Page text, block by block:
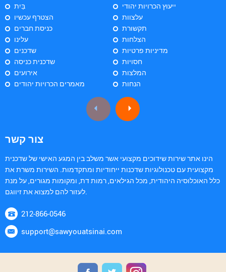
בַּיִת
הצטרף עכשיו
כניסת חברים
עלינו
שדכנים
שדכנית כניסה
אירועים
מאמרים הכרויות יהודים
ייעוץ הכרויות יהודי
עלצוות
תקשורת
הצלחות
מדיניות פרטיות
חסויות
המלצות
הנחות
צור קשר
הינו אתר שירות שידוכים מקצועי אשר משלב בין המגע האישי של שדכנית
מקצועית עם טכנולוגיות שדכנות ייחודיות ומתקדמות. השירות משרת את
כלל האוכלוסיה היהודית, מכל הגילאים, רמות דת, ומקומות מגורים, על מנת
212-866-0546
support@sawyouatsinai.com